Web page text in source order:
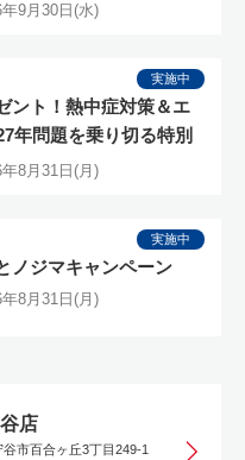
9月30日(水)
実施中
ント！熱中症対策＆エ
年問題を乗り切る特別
ン8月31日(月)
実施中
ノジマキャンペーン
8月31日(月)
店
市百合ヶ丘3丁目249-1